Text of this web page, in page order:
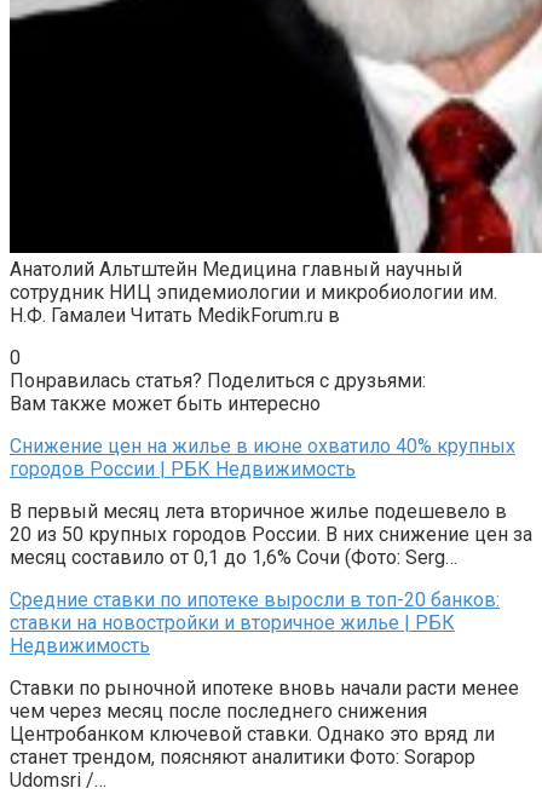
Анатолий Альтштейн Медицина главный научный
сотрудник НИЦ эпидемиологии и микробиологии им.
Н.Ф. Гамалеи Читать MedikForum.ru в
0
Понравилась статья? Поделиться с друзьями:
Вам также может быть интересно
Снижение цен на жилье в июне охватило 40% крупных
городов России | РБК Недвижимость
В первый месяц лета вторичное жилье подешевело в
20 из 50 крупных городов России. В них снижение цен за
месяц составило от 0,1 до 1,6% Сочи (Фото: Serg…
Средние ставки по ипотеке выросли в топ-20 банков:
ставки на новостройки и вторичное жилье | РБК
Недвижимость
Ставки по рыночной ипотеке вновь начали расти менее
чем через месяц после последнего снижения
Центробанком ключевой ставки. Однако это вряд ли
станет трендом, поясняют аналитики Фото: Sorapop
Udomsri /…